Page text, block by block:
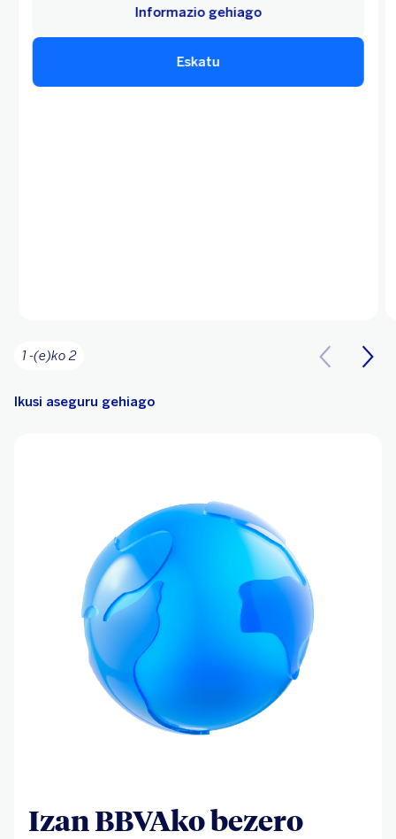
Eskatu
Informazio gehiago
1 -(e)ko 2
Ikusi aseguru gehiago
Izan BBVAko bezero